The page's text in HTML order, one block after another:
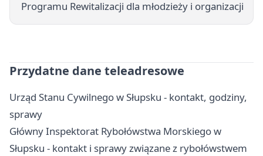
Programu Rewitalizacji dla młodzieży i organizacji
Przydatne dane teleadresowe
Urząd Stanu Cywilnego w Słupsku - kontakt, godziny,
sprawy
Główny Inspektorat Rybołówstwa Morskiego w
Słupsku - kontakt i sprawy związane z rybołówstwem